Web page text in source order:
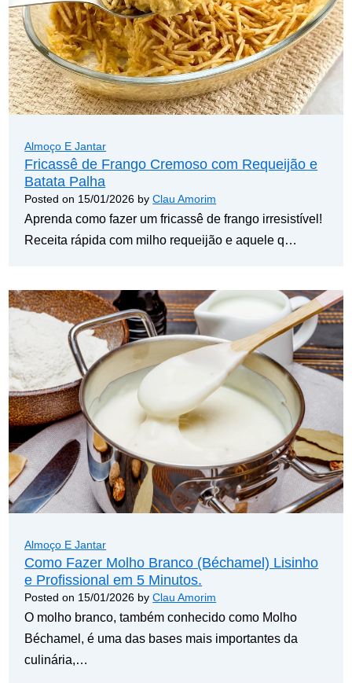
Almoço E Jantar
Fricassê de Frango Cremoso com Requeijão e
Batata Palha
Posted on 15/01/2026 byClau Amorim
Aprenda como fazer um fricassê de frango irresistível!
Receita rápida com milho requeijão e aquele q…
Almoço E Jantar
Como Fazer Molho Branco (Béchamel) Lisinho
e Profissional em 5 Minutos.
Posted on 15/01/2026 byClau Amorim
O molho branco, também conhecido como Molho
Béchamel, é uma das bases mais importantes da
culinária,…